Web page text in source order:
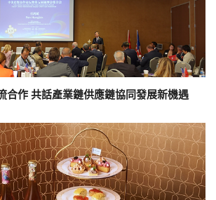
合作 共話產業鏈供應鏈協同發展新機遇